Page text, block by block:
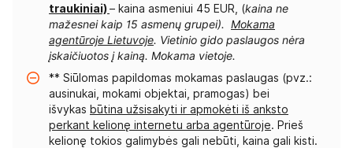
traukiniai)– kaina asmeniui 45 EUR, (kaina ne
mažesnei kaip 15 asmenų grupei).
Mokama
agentūroje Lietuvoje. Vietinio gido paslaugos nėra
įskaičiuotos į kainą. Mokama vietoje.
** Siūlomas papildomas mokamas paslaugas (pvz.:
ausinukai, mokami objektai, pramogas) bei
išvykas būtina užsisakyti ir apmokėti iš anksto
perkant kelionę internetu arba agentūroje. Prieš
kelionę tokios galimybės gali nebūti, kaina gali kisti.